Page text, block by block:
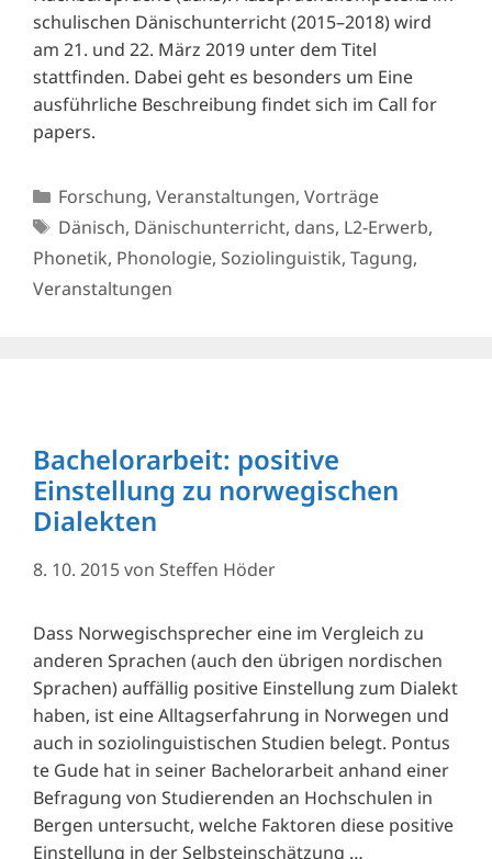
schulischen Dänischunterricht (2015–2018) wird
am 21. und 22. März 2019 unter dem Titel
stattfinden. Dabei geht es besonders um Eine
ausführliche Beschreibung findet sich im Call for
papers.
Kategorien
Forschung, Veranstaltungen, Vorträge
Schlagwörter
Dänisch, Dänischunterricht, dans, L2-Erwerb,
Phonetik, Phonologie, Soziolinguistik, Tagung,
Veranstaltungen
Bachelorarbeit: positive
Einstellung zu norwegischen
Dialekten
8. 10. 2015von Steffen Höder
Dass Norwegischsprecher eine im Vergleich zu
anderen Sprachen (auch den übrigen nordischen
Sprachen) auffällig positive Einstellung zum Dialekt
haben, ist eine Alltagserfahrung in Norwegen und
auch in soziolinguistischen Studien belegt. Pontus
te Gude hat in seiner Bachelorarbeit anhand einer
Befragung von Studierenden an Hochschulen in
Bergen untersucht, welche Faktoren diese positive
Einstellung in der Selbsteinschätzung …